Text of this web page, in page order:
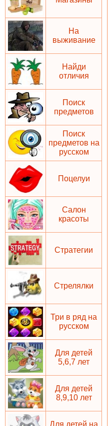
На
выживание
Найди
отличия
Поиск
предметов
Поиск
предметов на
русском
Поцелуи
Салон
красоты
Стратегии
Стрелялки
Три в ряд на
русском
Для детей
5,6,7 лет
Для детей
8,9,10 лет
Для детей на